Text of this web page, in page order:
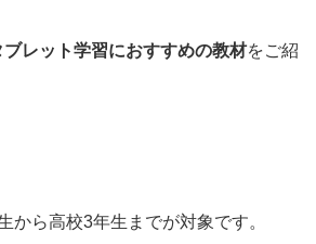
ブレット学習におすすめの教材をご紹
から高校3年生までが対象です。